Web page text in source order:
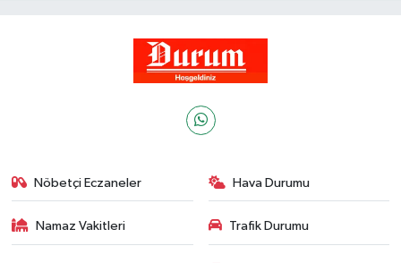
Nöbetçi Eczaneler Hava Durumu
Namaz Vakitleri Trafik Durumu